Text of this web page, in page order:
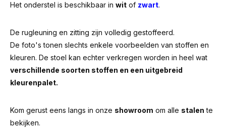
Het onderstel is beschikbaar in wit of zwart.
De rugleuning en zitting zijn volledig gestoffeerd.
De foto's tonen slechts enkele voorbeelden van stoffen en
kleuren. De stoel kan echter verkregen worden in heel wat
verschillende soorten stoffen en een uitgebreid
kleurenpalet.
Kom gerust eens langs in onze showroom om alle stalen te
bekijken.